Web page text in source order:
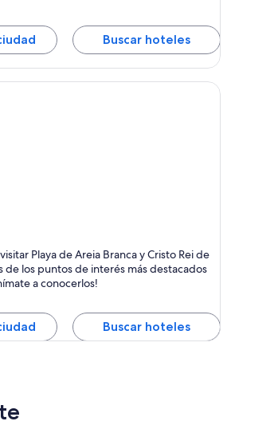
Buscar hoteles
Playa de Areia Branca y Cristo Rei de
de los puntos de interés más destacados
a conocerlos!
Buscar hoteles